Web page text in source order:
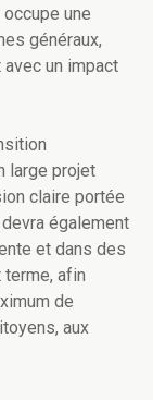
une
généraux,
un impact
large projet
claire portée
également
et dans des
afin
de
aux